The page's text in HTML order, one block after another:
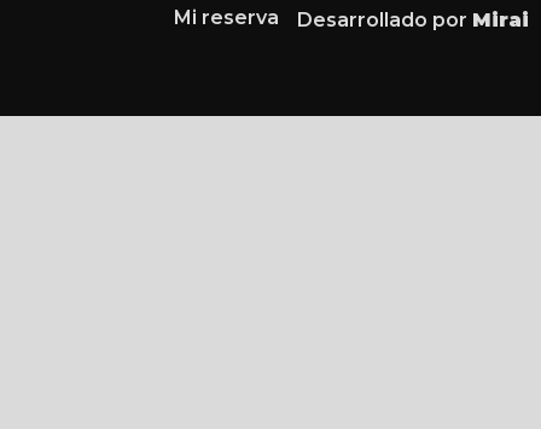
Mi reserva Desarrollado por Mirai